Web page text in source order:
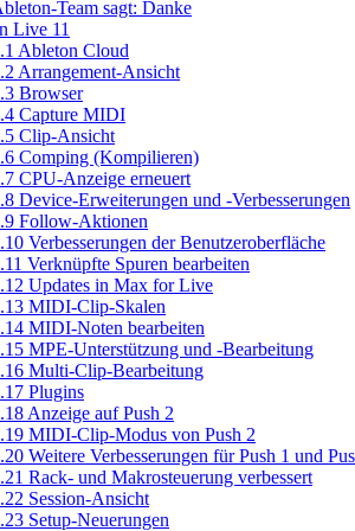
Team sagt: Danke
Live 11
Ableton Cloud
Arrangement-Ansicht
Browser
Capture MIDI
Clip-Ansicht
Comping (Kompilieren)
CPU-Anzeige erneuert
Device-Erweiterungen und -Verbesserungen
Follow-Aktionen
Verbesserungen der Benutzeroberfläche
Verknüpfte Spuren bearbeiten
Updates in Max for Live
MIDI-Clip-Skalen
MIDI-Noten bearbeiten
MPE-Unterstützung und -Bearbeitung
Multi-Clip-Bearbeitung
Plugins
Anzeige auf Push 2
MIDI-Clip-Modus von Push 2
Weitere Verbesserungen für Push 1 und
Rack- und Makrosteuerung verbessert
Session-Ansicht
Setup-Neuerungen